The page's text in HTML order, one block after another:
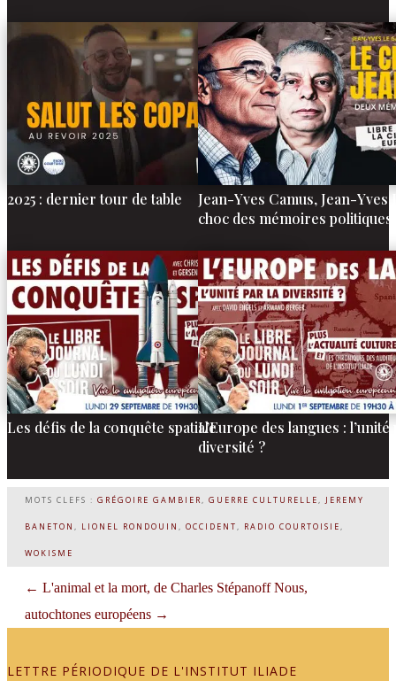
2025 : dernier tour de table
Jean-Yves Camus, Jean-Yves
choc des mémoires politiques
Les défis de la conquête spatialeL’Europe des langues : l’unité
diversité ?
MOTS CLEFS : GRÉGOIRE GAMBIER, GUERRE CULTURELLE, JEREMY
BANETON , LIONEL RONDOUIN , OCCIDENT, RADIO COURTOISIE,
WOKISME
← L'animal et la mort, de Charles Stépanoff Nous,
autochtones européens →
LETTRE PÉRIODIQUE DE L'INSTITUT ILIADE